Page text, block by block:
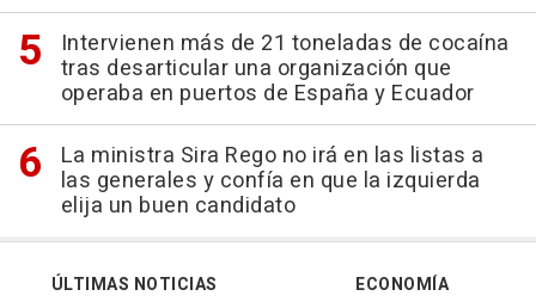
Intervienen más de 21 toneladas de cocaína
tras desarticular una organización que
operaba en puertos de España y Ecuador
La ministra Sira Rego no irá en las listas a
las generales y confía en que la izquierda
elija un buen candidato
ÚLTIMAS NOTICIAS
ECONOMÍA